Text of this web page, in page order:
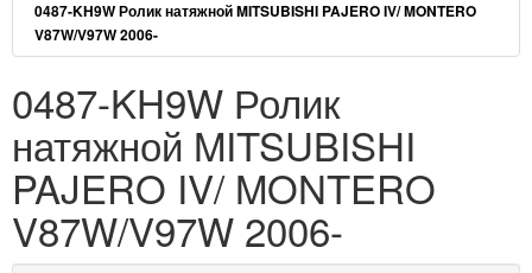
0487-KH9W Ролик натяжной MITSUBISHI PAJERO IV/ MONTERO
V87W/V97W 2006-
0487-KH9W Ролик
натяжной MITSUBISHI
PAJERO IV/ MONTERO
V87W/V97W 2006-